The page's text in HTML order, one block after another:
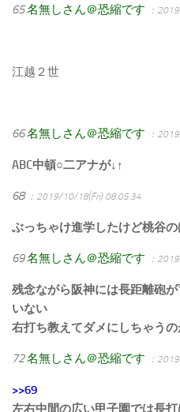
65名無しさん＠恐縮です ：
江越２世
66名無しさん＠恐縮です ：
ABC中頓○二アナが↓↑
68 ：2019/10/18(Fri) 08:05:34
ぶっちゃけ進学したけど桃谷の
69名無しさん＠恐縮です ：
残念ながら阪神には長距離砲
いない
右打ち教えてダメにしちゃう
72名無しさん＠恐縮です ：
>>69
左右中間の広い甲子園では長